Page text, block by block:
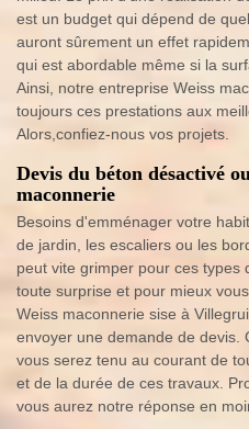
est un budget qui dépend de
auront sûrement un effet
qui est abordable même si la
Ainsi, notre entreprise Weiss
toujours ces prestations aux
Alors,confiez-nous vos projets.
Devis du béton désactivé
maconnerie
Besoins d'emménager votre
de jardin, les escaliers ou les
peut vite grimper pour ces types
toute surprise et pour mieux
Weiss maconnerie sise à
envoyer une demande de devis.
vous serez tenu au courant de
et de la durée de ces travaux.
vous aurez notre réponse en